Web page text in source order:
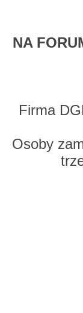
NA
Firma
Osoby